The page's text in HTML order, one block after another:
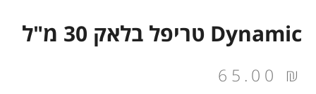
Dynamic טריפל בלאק 30 מ"ל
65.00 ₪